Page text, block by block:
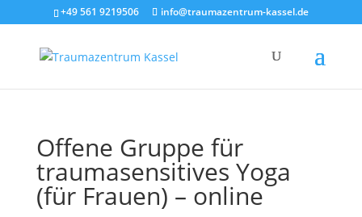
+49 561 9219506 info@traumazentrum-kassel.de
Offene Gruppe für
traumasensitives Yoga
(für Frauen) – online